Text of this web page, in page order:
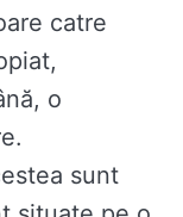
catre
o
sunt